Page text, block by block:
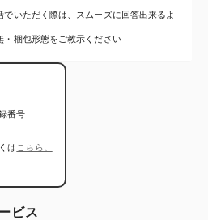
いただく際は、スムーズに回答出来るよ
・梱包形態をご教示ください
番号
は こちら。
ビス